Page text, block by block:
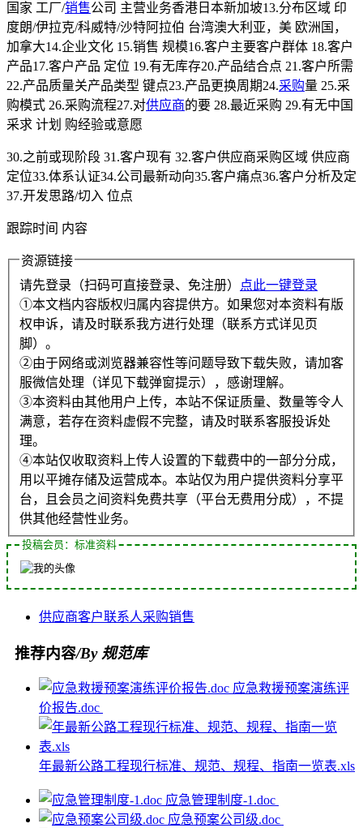
国家 工厂/销售公司 主营业务香港日本新加坡13.分布区域 印
度朗/伊拉克/科威特/沙特阿拉伯 台湾澳大利亚，美 欧洲国，
加拿大14.企业文化 15.销售 规模16.客户主要客户群体 18.客户
产品17.客户产品 定位 19.有无库存20.产品结合点 21.客户所需
22.产品质量关产品类型 键点23.产品更换周期24.采购量 25.采
购模式 26.采购流程27.对供应商的要 28.最近采购 29.有无中国
采求 计划 购经验或意愿
30.之前或现阶段 31.客户现有 32.客户供应商采购区域 供应商
定位33.体系认证34.公司最新动向35.客户痛点36.客户分析及定
37.开发思路/切入 位点
跟踪时间 内容
资源链接
请先登录（扫码可直接登录、免注册）
点此一键登录
①本文档内容版权归属内容提供方。如果您对本资料有版
权申诉，请及时联系我方进行处理（联系方式详见页
脚）。
②由于网络或浏览器兼容性等问题导致下载失败，请加客
服微信处理（详见下载弹窗提示），感谢理解。
③本资料由其他用户上传，本站不保证质量、数量等令人
满意，若存在资料虚假不完整，请及时联系客服投诉处
理。
④本站仅收取资料上传人设置的下载费中的一部分分成，
用以平摊存储及运营成本。本站仅为用户提供资料分享平
台，且会员之间资料免费共享（平台无费用分成），不提
供其他经营性业务。
投稿会员：标准资料
供应商客户联系人采购销售
推荐内容/By 规范库
应急救援预案演练评
价报告.doc
年最新公路工程现行标准、规范、规程、指南一览表.xls
应急管理制度-1.doc
应急预案公司级.doc